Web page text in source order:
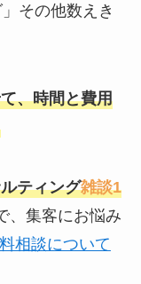
その他数えき
、時間と費用
ティング雑談1
、集客にお悩み
相談について